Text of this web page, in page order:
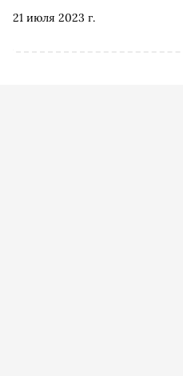
21 июля 2023 г.
запустили новую линию по